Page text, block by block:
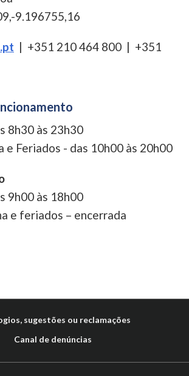
9.196755,16
| +351 210 464 800 | +351
8h30 às 23h30
e Feriados - das 10h00 às 20h00
9h00 às 18h00
e feriados – encerrada
sugestões ou reclamações
Canal de denúncias